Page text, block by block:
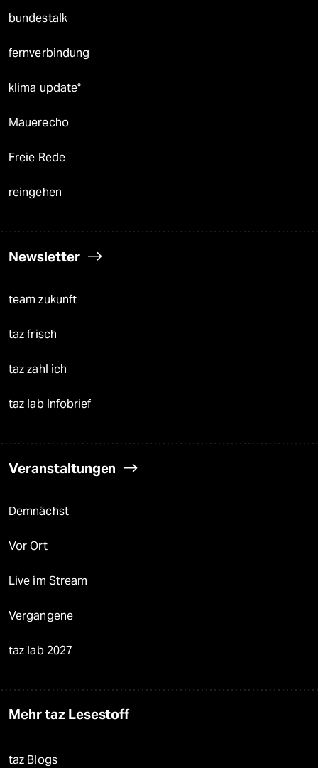
bundestalk
fernverbindung
klima update°
Mauerecho
Freie Rede
reingehen
Newsletter
team zukunft
taz frisch
taz zahl ich
taz lab Infobrief
Veranstaltungen
Demnächst
Vor Ort
Live im Stream
Vergangene
taz lab 2027
Mehr taz Lesestoff
taz Blogs